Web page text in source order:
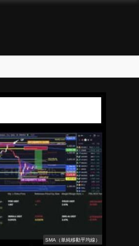
SMA（単純移動平均線）